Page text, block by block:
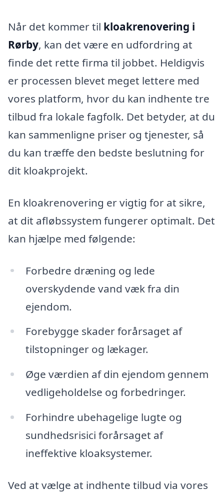
Når det kommer til kloakrenovering i
Rørby, kan det være en udfordring at
finde det rette firma til jobbet. Heldigvis
er processen blevet meget lettere med
vores platform, hvor du kan indhente tre
tilbud fra lokale fagfolk. Det betyder, at du
kan sammenligne priser og tjenester, så
du kan træffe den bedste beslutning for
dit kloakprojekt.
En kloakrenovering er vigtig for at sikre,
at dit afløbssystem fungerer optimalt. Det
kan hjælpe med følgende:
Forbedre dræning og lede
overskydende vand væk fra din
ejendom.
Forebygge skader forårsaget af
tilstopninger og lækager.
Øge værdien af din ejendom gennem
vedligeholdelse og forbedringer.
Forhindre ubehagelige lugte og
sundhedsrisici forårsaget af
ineffektive kloaksystemer.
Ved at vælge at indhente tilbud via vores